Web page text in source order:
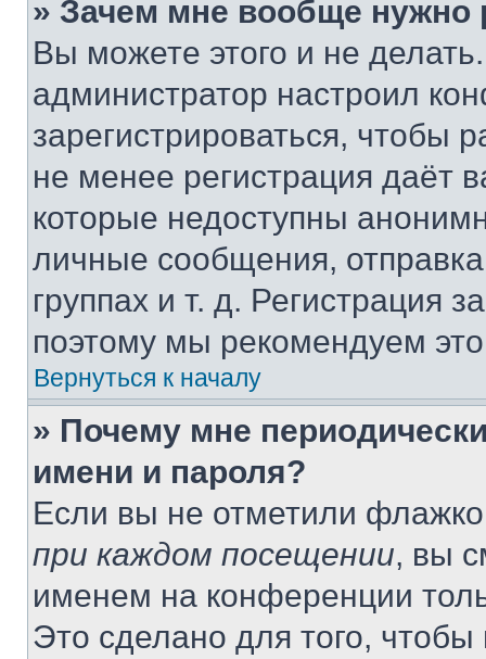
» Зачем мне вообще нужно
Вы можете этого и не
администратор настроил
зарегистрироваться, чтобы
не менее регистрация даёт
которые недоступны
личные сообщения,
группах и т. д. Регистрация
поэтому мы рекомендуем
Вернуться к началу
» Почему мне
имени и пароля?
Если вы не отметили
при каждом посещении, вы
именем на конференции
Это сделано для того, чтобы